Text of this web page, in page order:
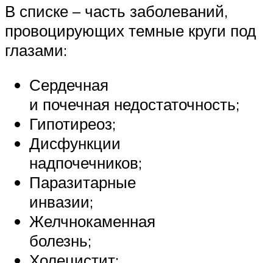
В списке – часть заболеваний,
провоцирующих темные круги под
глазами:
Сердечная
и почечная недостаточность;
Гипотиреоз;
Дисфункции
надпочечников;
Паразитарные
инвазии;
Желчнокаменная
болезнь;